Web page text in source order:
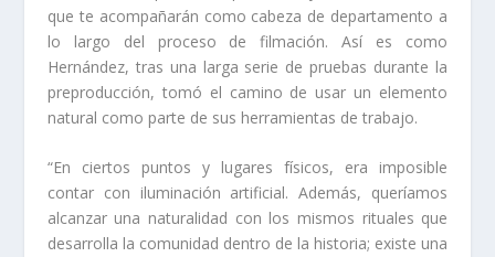
que te acompañarán como cabeza de departamento a
lo largo del proceso de filmación. Así es como
Hernández, tras una larga serie de pruebas durante la
preproducción, tomó el camino de usar un elemento
natural como parte de sus herramientas de trabajo.
“En ciertos puntos y lugares físicos, era imposible
contar con iluminación artificial. Además, queríamos
alcanzar una naturalidad con los mismos rituales que
desarrolla la comunidad dentro de la historia; existe una